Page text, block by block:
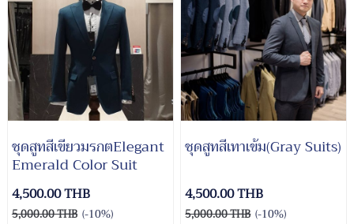
ชุดสูทสีเขียวมรกตElegant
Emerald Color Suit
4,500.00 THB
5,000.00 THB (-10%)
ชุดสูทสีเทาเข้ม(Gray Suits)
4,500.00 THB
5,000.00 THB (-10%)